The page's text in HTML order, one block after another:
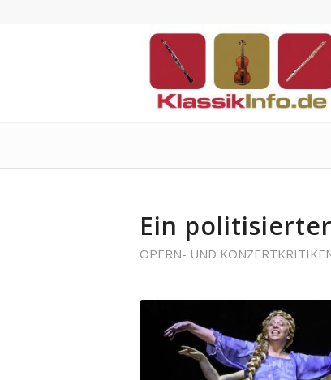
Ein
OPERN- UND